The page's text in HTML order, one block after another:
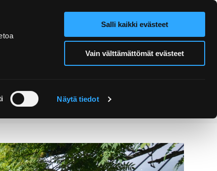
Näytä tiedot
Salli kaikki evästeet
Vain välttämättömät evästeet
Hae sivustolta